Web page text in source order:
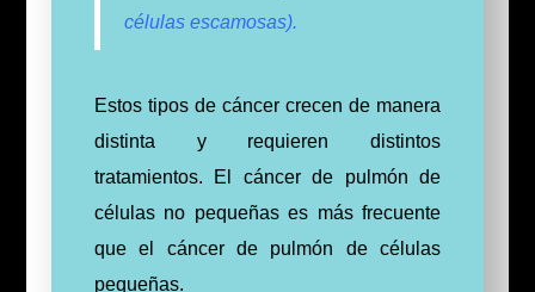
células escamosas).
Estos tipos de cáncer crecen de manera
distinta y requieren distintos
tratamientos. El cáncer de pulmón de
células no pequeñas es más frecuente
que el cáncer de pulmón de células
pequeñas.